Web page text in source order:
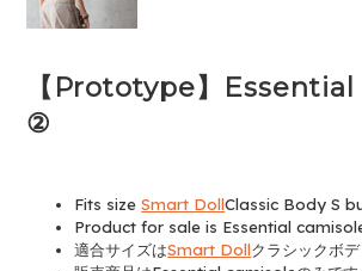
【Prototype】
②
Fits sizeSmart DollClassic Body S
Product for sale is Essential
適合サイズはSmart Dollクラシックボ